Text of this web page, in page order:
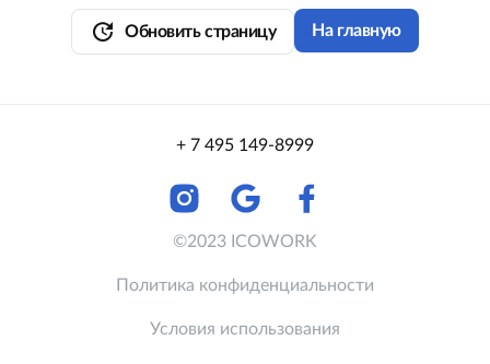
update Обновить страницу На главную
+ 7 495 149-8999
©2023 ICOWORK
Политика конфиденциальности
Условия использования